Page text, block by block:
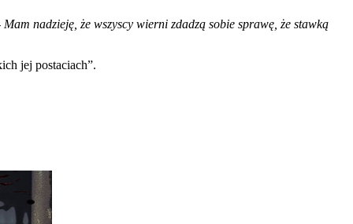
Mam nadzieję, że wszyscy wierni zdadzą sobie sprawę, że stawką
jej postaciach”.